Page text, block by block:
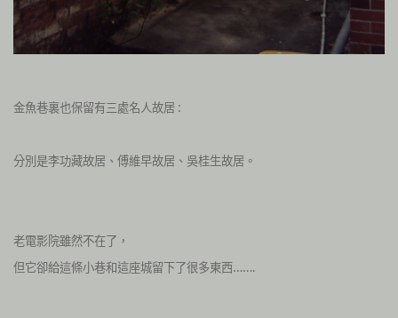
金魚巷裏也保留有三處名人故居 :
分別是李功藏故居、傅維早故居、吳桂生故居。
老電影院雖然不在了，
但它卻給這條小巷和這座城留下了很多東西…….